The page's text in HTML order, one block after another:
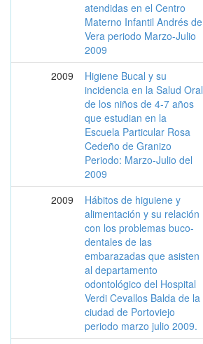
atendidas en el Centro
Materno Infantil Andrés de
Vera periodo Marzo-Julio
2009
2009
Higiene Bucal y su
incidencia en la Salud Oral
de los niños de 4-7 años
que estudian en la
Escuela Particular Rosa
Cedeño de Granizo
Periodo: Marzo-Julio del
2009
2009
Hábitos de higuiene y
alimentación y su relación
con los problemas buco-
dentales de las
embarazadas que asisten
al departamento
odontológico del Hospital
Verdi Cevallos Balda de la
ciudad de Portoviejo
periodo marzo julio 2009.